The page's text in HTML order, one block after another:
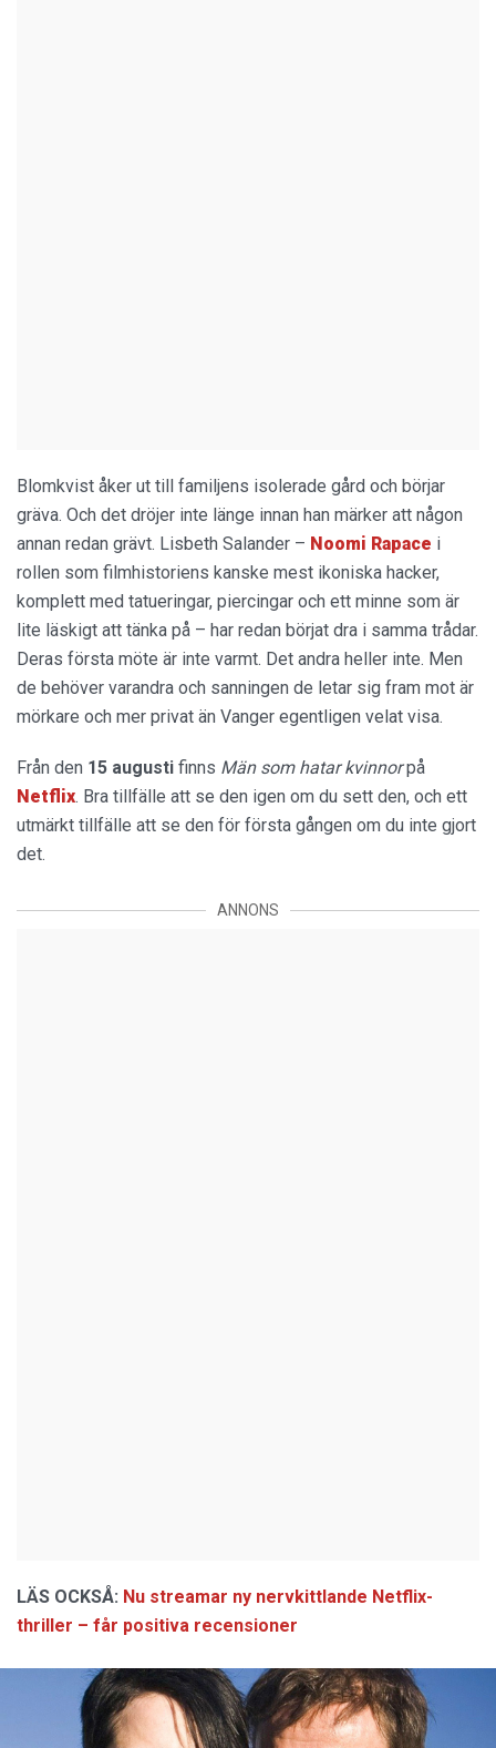
Blomkvist åker ut till familjens isolerade gård och börjar
gräva. Och det dröjer inte länge innan han märker att någon
annan redan grävt. Lisbeth Salander – Noomi Rapace i
rollen som filmhistoriens kanske mest ikoniska hacker,
komplett med tatueringar, piercingar och ett minne som är
lite läskigt att tänka på – har redan börjat dra i samma trådar.
Deras första möte är inte varmt. Det andra heller inte. Men
de behöver varandra och sanningen de letar sig fram mot är
mörkare och mer privat än Vanger egentligen velat visa.
Från den 15 augusti finns Män som hatar kvinnorpå
Netflix. Bra tillfälle att se den igen om du sett den, och ett
utmärkt tillfälle att se den för första gången om du inte gjort
det.
ANNONS
LÄS OCKSÅ: Nu streamar ny nervkittlande Netflix-
thriller – får positiva recensioner